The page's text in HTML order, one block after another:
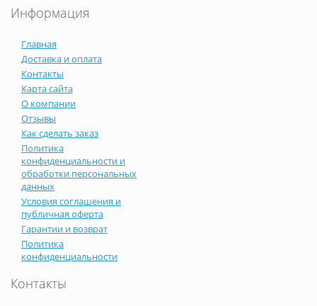
Информация
Главная
Доставка и оплата
Контакты
Карта сайта
О компании
Отзывы
Как сделать заказ
Политика
конфиденциальности и
обработки персональных
данных
Условия соглашения и
публичная оферта
Гарантии и возврат
Политика
конфиденциальности
Контакты